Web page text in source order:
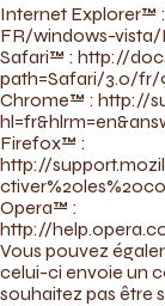
Internet
FR/windows-
Safari™ : http://
path=Safari/3.0/fr/
Chrome™ : http://
Firefox™ :
http://
Opera™ :
http://
Vous pouvez
celui-ci envoie un
souhaitez pas être